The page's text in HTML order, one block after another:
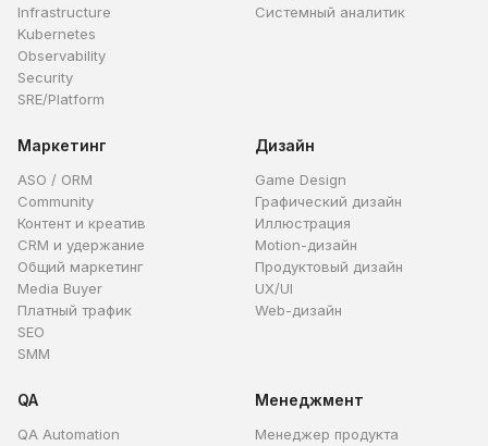
Infrastructure
Kubernetes
Observability
Security
SRE/Platform
Системный аналитик
Маркетинг
ASO / ORM
Community
Контент и креатив
CRM и удержание
Общий маркетинг
Media Buyer
Платный трафик
SEO
SMM
Дизайн
Game Design
Графический дизайн
Иллюстрация
Motion-дизайн
Продуктовый дизайн
UX/UI
Web-дизайн
QA
QA Automation
Менеджмент
Менеджер продукта